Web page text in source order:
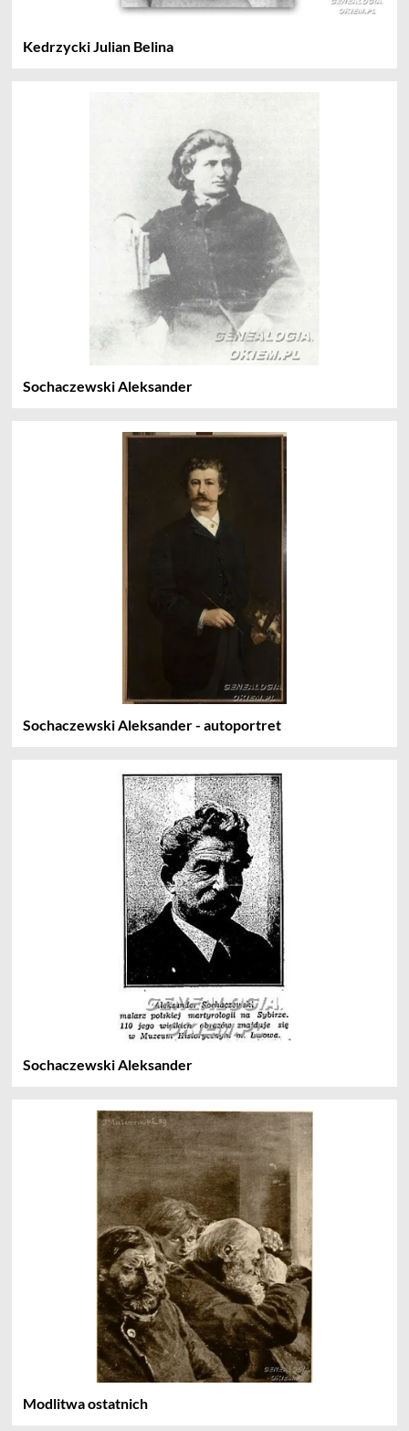
Kedrzycki Julian Belina
Sochaczewski Aleksander
Sochaczewski Aleksander - autoportret
Sochaczewski Aleksander
Modlitwa ostatnich